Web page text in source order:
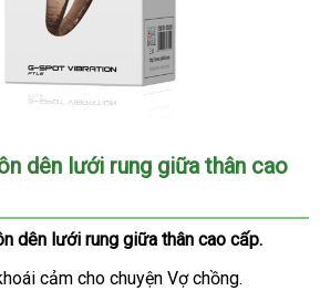
dên lưới rung giữa thân cao
dên lưới rung giữa thân cao cấp.
cảm cho chuyện Vợ chồng.